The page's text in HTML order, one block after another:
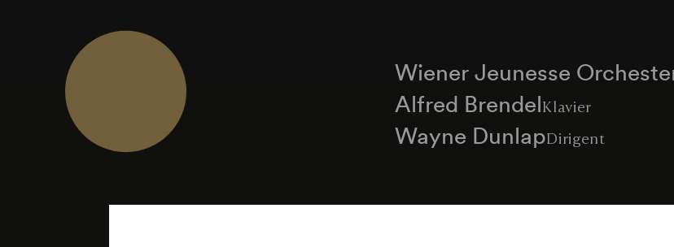
Wiener Jeunesse
Alfred BrendelKlavier
Wayne DunlapDirigent